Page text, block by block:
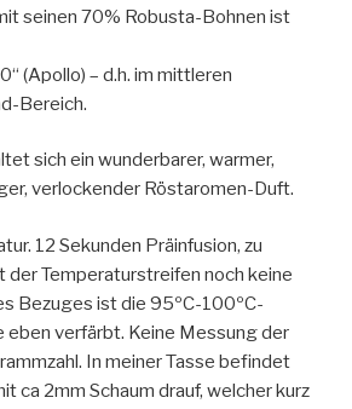
seinen 70% Robusta-Bohnen ist
(Apollo) – d.h. im mittleren
Bereich.
sich ein wunderbarer, warmer,
verlockender Röstaromen-Duft.
12 Sekunden Präinfusion, zu
der Temperaturstreifen noch keine
Bezuges ist die 95ºC-100ºC-
eben verfärbt. Keine Messung der
In meiner Tasse befindet
ca 2mm Schaum drauf, welcher kurz